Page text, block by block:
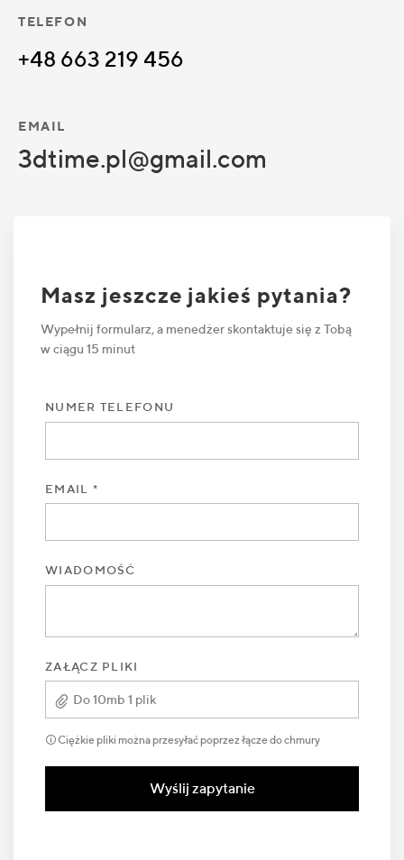
TELEFON
+48 663 219 456
EMAIL
3dtime.pl@gmail.com
Masz jeszcze jakieś pytania?
Wypełnij formularz, a menedżer skontaktuje się z Tobą
w ciągu 15 minut
NUMER TELEFONU
EMAIL *
WIADOMOŚĆ
ZAŁĄCZ PLIKI
Do 10mb 1 plik
🛈 Ciężkie pliki można przesyłać poprzez łącze do chmury
Wyślij zapytanie